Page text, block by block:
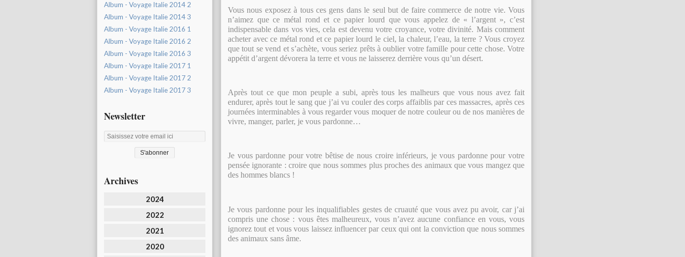
Album - Voyage Italie 2014 2
Album - Voyage Italie 2014 3
Album - Voyage Italie 2016 1
Album - Voyage Italie 2016 2
Album - Voyage Italie 2016 3
Album - Voyage Italie 2017 1
Album - Voyage Italie 2017 2
Album - Voyage Italie 2017 3
Newsletter
Archives
2024
2022
2021
2020
Vous nous exposez à tous ces gens dans le seul but de faire commerce de notre vie. Vous
n’aimez que ce métal rond et ce papier lourd que vous appelez de « l’argent », c’est
indispensable dans vos vies, cela est devenu votre croyance, votre divinité. Mais comment
acheter avec ce métal rond et ce papier lourd le ciel, la chaleur, l’eau, la terre ? Vous croyez
que tout se vend et s’achète, vous seriez prêts à oublier votre famille pour cette chose. Votre
appétit d’argent dévorera la terre et vous ne laisserez derrière vous qu’un désert.
Après tout ce que mon peuple a subi, après tous les malheurs que vous nous avez fait
endurer, après tout le sang que j’ai vu couler des corps affaiblis par ces massacres, après ces
journées interminables à vous regarder vous moquer de notre couleur ou de nos manières de
vivre, manger, parler, je vous pardonne…
Je vous pardonne pour votre bêtise de nous croire inférieurs, je vous pardonne pour votre
pensée ignorante : croire que nous sommes plus proches des animaux que vous mangez que
des hommes blancs !
Je vous pardonne pour les inqualifiables gestes de cruauté que vous avez pu avoir, car j’ai
compris une chose : vous êtes malheureux, vous n’avez aucune confiance en vous, vous
ignorez tout et vous vous laissez influencer par ceux qui ont la conviction que nous sommes
des animaux sans âme.